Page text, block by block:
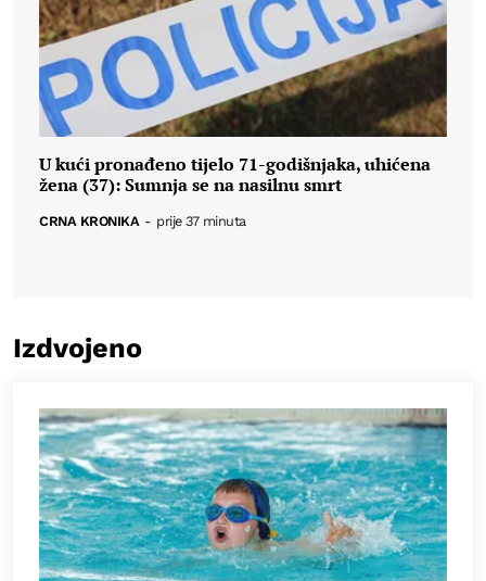
U kući pronađeno tijelo 71-godišnjaka, uhićena
žena (37): Sumnja se na nasilnu smrt
CRNA KRONIKA - prije 37 minuta
Izdvojeno